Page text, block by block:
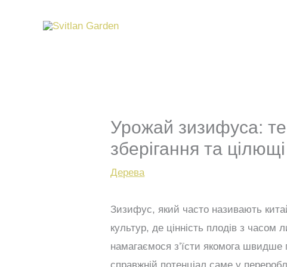
Урожай зизифуса:
зберігання та
Дерева
Зизифус, який часто називають
культур, де цінність плодів з
намагаємося з’їсти якомога швидше